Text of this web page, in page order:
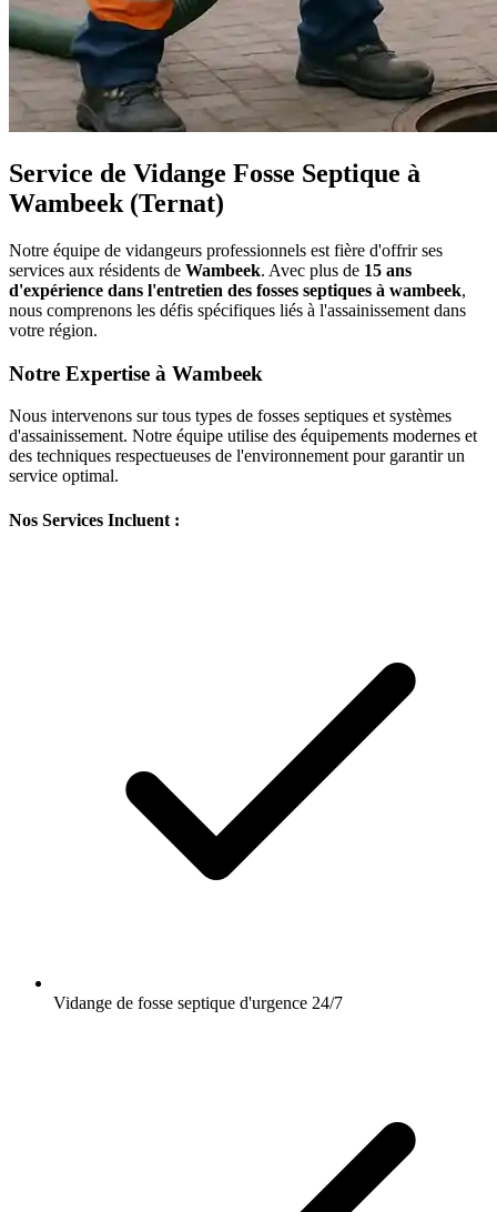
Service de Vidange Fosse Septique à
Wambeek (Ternat)
Notre équipe de vidangeurs professionnels est fière d'offrir ses
services aux résidents de Wambeek. Avec plus de 15 ans
d'expérience dans l'entretien des fosses septiques à wambeek,
nous comprenons les défis spécifiques liés à l'assainissement dans
votre région.
Notre Expertise à Wambeek
Nous intervenons sur tous types de fosses septiques et systèmes
d'assainissement. Notre équipe utilise des équipements modernes et
des techniques respectueuses de l'environnement pour garantir un
service optimal.
Nos Services Incluent :
Vidange de fosse septique d'urgence 24/7